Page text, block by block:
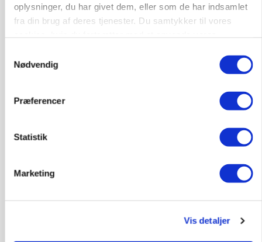
oplysninger, du har givet dem, eller som de har indsamlet
fra din brug af deres tjenester. Du samtykker til vores
Nødvendig
Præferencer
Statistik
Marketing
Vis detaljer